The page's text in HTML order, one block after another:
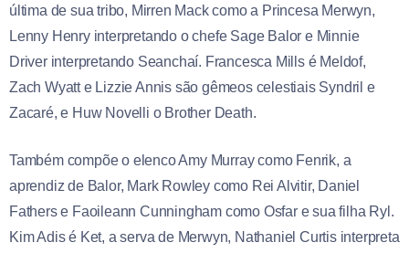
última de sua tribo, Mirren Mack como a Princesa Merwyn,
Lenny Henry interpretando o chefe Sage Balor e Minnie
Driver interpretando Seanchaí. Francesca Mills é Meldof,
Zach Wyatt e Lizzie Annis são gêmeos celestiais Syndril e
Zacaré, e Huw Novelli o Brother Death.
Também compõe o elenco Amy Murray como Fenrik, a
aprendiz de Balor, Mark Rowley como Rei Alvitir, Daniel
Fathers e Faoileann Cunningham como Osfar e sua filha Ryl.
Kim Adis é Ket, a serva de Merwyn, Nathaniel Curtis interpreta